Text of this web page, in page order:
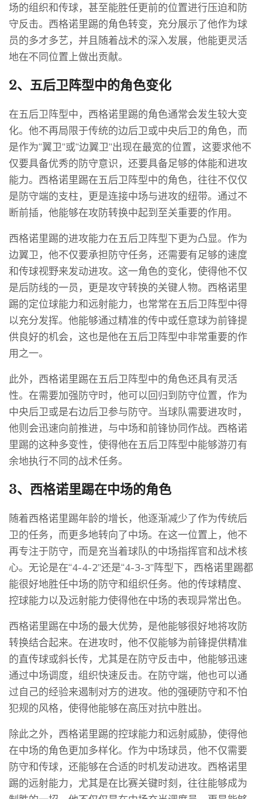
场的组织和传球，甚至能胜任更前的位置进行压迫和防
守反击。西格诺里踢的角色转变，充分展示了他作为球
员的多才多艺，并且随着战术的深入发展，他能更灵活
地在不同位置上做出贡献。
2、五后卫阵型中的角色变化
在五后卫阵型中，西格诺里踢的角色通常会发生较大变
化。他不再局限于传统的边后卫或中央后卫的角色，而
是作为“翼卫”或“边翼卫”出现在最宽的位置，这要求他不
仅要具备优秀的防守意识，还要具备足够的体能和进攻
能力。西格诺里踢在五后卫阵型中的角色，往往不仅仅
是防守端的支柱，更是连接中场与进攻的纽带。通过不
断前插，他能够在攻防转换中起到至关重要的作用。
西格诺里踢的进攻能力在五后卫阵型下更为凸显。作为
边翼卫，他不仅要承担防守任务，还需要有足够的速度
和传球视野来发动进攻。这一角色的变化，使得他不仅
是后防线的一员，更是攻守转换的关键人物。西格诺里
踢的定位球能力和远射能力，也常常在五后卫阵型中得
以充分发挥。他能够通过精准的传中或任意球为前锋提
供良好的机会，这也是他在五后卫阵型中非常重要的作
用之一。
此外，西格诺里踢在五后卫阵型中的角色还具有灵活
性。在需要加强防守时，他可以回归到防守位置，作为
中央后卫或是右边后卫参与防守。当球队需要进攻时，
他则会迅速向前推进，与中场和前锋协同作战。西格诺
里踢的这种多变性，使得他在五后卫阵型中能够游刃有
余地执行不同的战术任务。
3、西格诺里踢在中场的角色
随着西格诺里踢年龄的增长，他逐渐减少了作为传统后
卫的任务，而更多地转向了中场。在这一位置上，他不
再专注于防守，而是充当着球队的中场指挥官和战术核
心。无论是在“4-4-2”还是“4-3-3”阵型下，西格诺里踢都
能很好地胜任中场的防守和组织任务。他的传球精度、
控球能力以及远射能力使得他在中场的表现异常出色。
西格诺里踢在中场的最大优势，是他能够很好地将攻防
转换结合起来。在进攻时，他不仅能够为前锋提供精准
的直传球或斜长传，尤其是在防守反击中，他能够迅速
通过中场调度，组织快速反击。在防守端，他也可以通
过自己的经验来遏制对方的进攻。他的强硬防守和不怕
犯规的风格，使得他能够在高压对抗中胜出。
除此之外，西格诺里踢的控球能力和远射威胁，使得他
在中场的角色更加多样化。作为中场球员，他不仅需要
防守和传球，还能够在合适的时机发动进攻。西格诺里
踢的远射能力，尤其是在比赛关键时刻，往往能够成为